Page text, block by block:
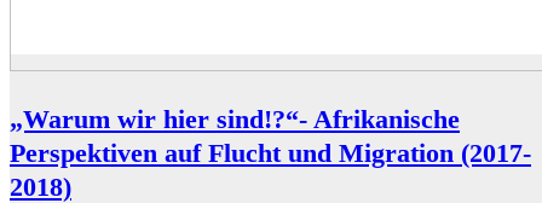
„Warum wir hier sind!?“- Afrikanische
Perspektiven auf Flucht und Migration (2017-
2018)